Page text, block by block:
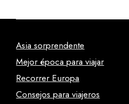
Asia sorprendente
Mejor época para viajar
Recorrer Europa
Consejos para viajeros